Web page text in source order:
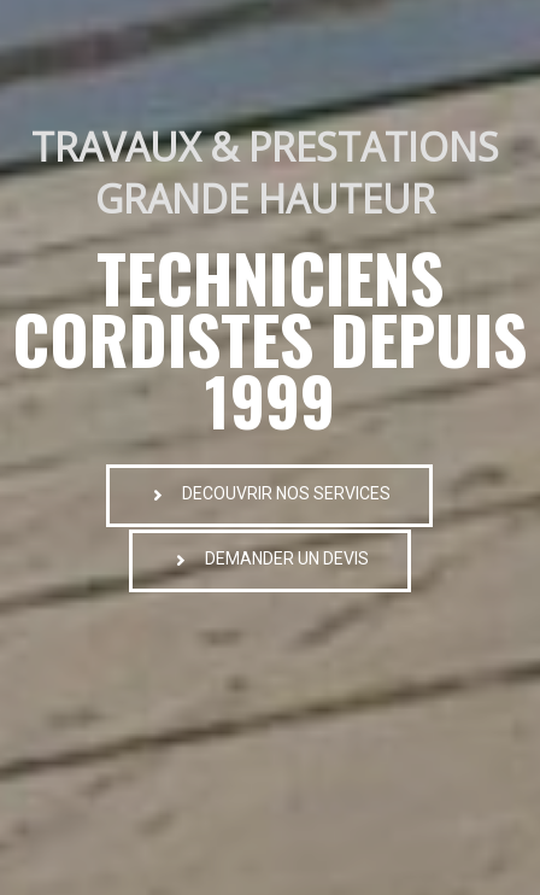
TRAVAUX & PRESTATIONS
GRANDE HAUTEUR
TECHNICIENS
CORDISTES DEPUIS
1999
DECOUVRIR NOS SERVICES
DEMANDER UN DEVIS